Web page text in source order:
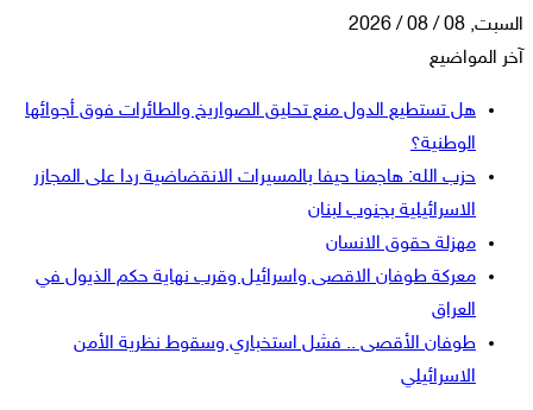
السبت, 08 / 08 / 2026
آخر المواضيع
هل تستطيع الدول منع تحليق الصواريخ والطائرات فوق أجوائها
الوطنية؟
حزب الله: هاجمنا حيفا بالمسيرات الانقضاضية ردا على المجازر
الاسرائيلية بجنوب لبنان
مهزلة حقوق الانسان
معركة طوفان الاقصى واسرائيل وقرب نهاية حكم الذيول في
العراق
طوفان الأقصى .. فشل استخباري وسقوط نظرية الأمن
الاسرائيلي